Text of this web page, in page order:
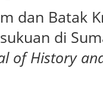
dan Batak
di
of History